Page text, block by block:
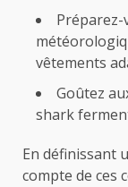
vêtements
Goûtez
shark
En définissant
compte de ces